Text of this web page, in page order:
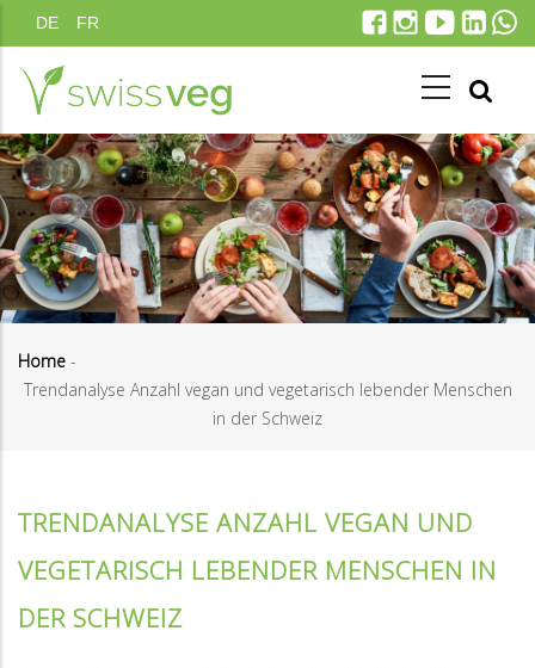
Direkt
zum
Inhalt
DE FR
Pfadnavigation
Home -
Trendanalyse Anzahl vegan und vegetarisch lebender Menschen
in der Schweiz
TRENDANALYSE ANZAHL VEGAN UND
VEGETARISCH LEBENDER MENSCHEN IN
DER SCHWEIZ